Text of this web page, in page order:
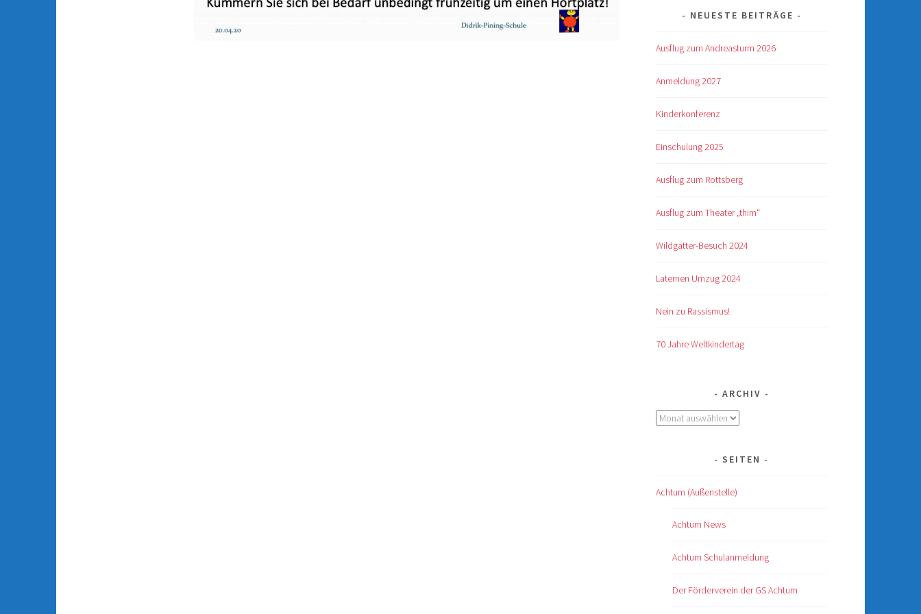
NEUESTE BEITRÄGE
Ausflug zum Andreasturm 2026
Anmeldung 2027
Kinderkonferenz
Einschulung 2025
Ausflug zum Rottsberg
Ausflug zum Theater „thim“
Wildgatter-Besuch 2024
Laternen Umzug 2024
Nein zu Rassismus!
70 Jahre Weltkindertag
ARCHIV
Archiv
SEITEN
Achtum (Außenstelle)
Achtum News
Achtum Schulanmeldung
Der Förderverein der GS Achtum